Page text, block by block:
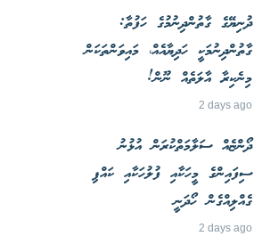
ދުނިޔޭގެ ގާތުންދިނުމުގެ ހަފުތާ:
ގާތުންދިނުމަކީ ހަދިޔާއެއް، މައިވަންތަކަން
މިނެކިރާ އާލަތެއް ނޫން!
2 days ago
ދޯންޏެއް ސަލާމަތްކުރަން އުޅުނު
ސިފައިންގެ މީހަކާއި ފުލުހަކާއި ކައްޕި
ގެއްލިއްގެން ހޯދަނީ
2 days ago